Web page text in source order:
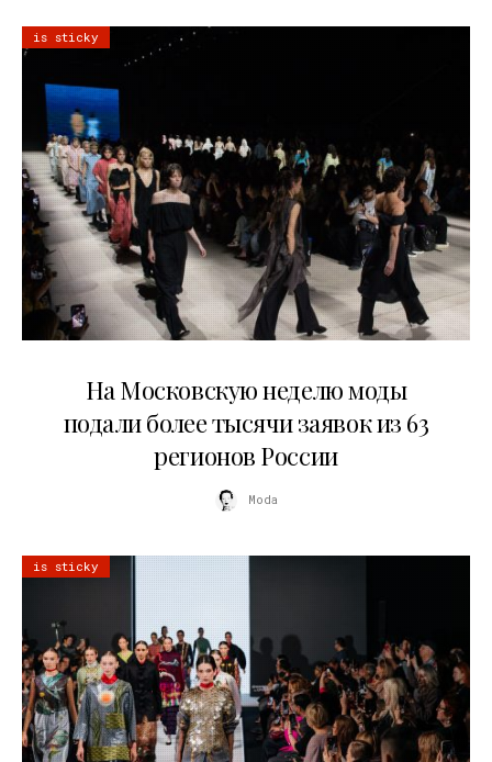
is sticky
На Московскую неделю моды
подали более тысячи заявок из 63
регионов России
Moda
is sticky